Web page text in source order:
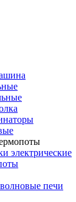
электрические
печи